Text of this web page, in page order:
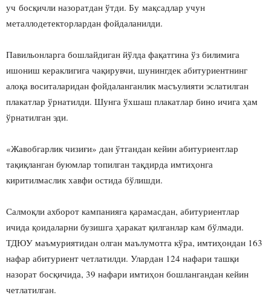
уч босқичли назоратдан ўтди. Бу мақсадлар учун
металлодетекторлардан фойдаланилди.
Павильонларга бошлайдиган йўлда фақатгина ўз билимига
ишониш кераклигига чақирувчи, шунингдек абитуриентнинг
алоқа воситаларидан фойдаланганлик масъулияти эслатилган
плакатлар ўрнатилди. Шунга ўхшаш плакатлар бино ичига ҳам
ўрнатилган эди.
«Жавобгарлик чизиғи» дан ўтгандан кейин абитуриентлар
тақиқланган буюмлар топилган тақдирда имтиҳонга
киритилмаслик хавфи остида бўлишди.
Салмоқли ахборот кампанияга қарамасдан, абитуриентлар
ичида қоидаларни бузишга ҳаракат қилганлар кам бўлмади.
ТДЮУ маъмуриятидан олган маълумотга кўра, имтиҳондан 163
нафар абитуриент четлатилди. Улардан 124 нафари ташқи
назорат босқичида, 39 нафари имтиҳон бошлангандан кейин
четлатилган.